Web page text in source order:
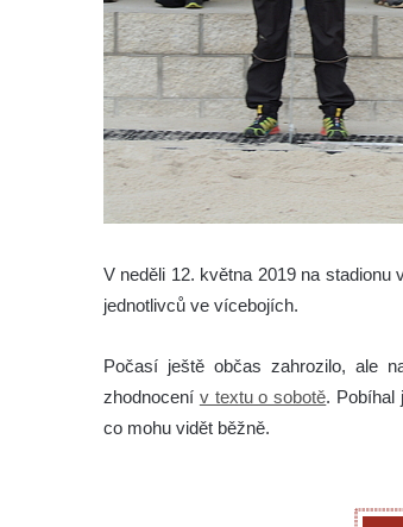
V neděli 12. května 2019 na
jednotlivců ve vícebojích.
Počasí ještě občas zahrozilo, ale
zhodnocení v textu o sobotě. Pobíhal
co mohu vidět běžně.